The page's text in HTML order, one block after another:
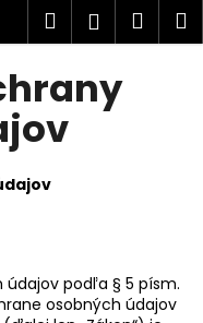
Hľadať
podľa § 5 písm.
osobných údajov